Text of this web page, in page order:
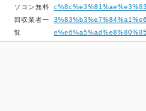
ソコン無料
回収業者一
覧